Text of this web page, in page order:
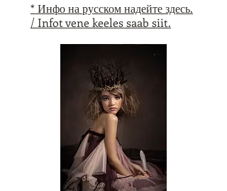
* Инфо на русском надейте здесь.
/ Infot vene keeles saab siit.